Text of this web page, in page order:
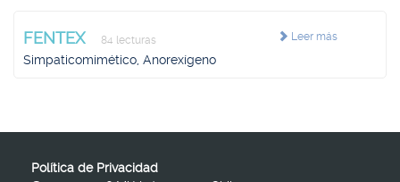
Leer más
FENTEX 84 lecturas
Simpaticomimético, Anorexígeno
Política de Privacidad